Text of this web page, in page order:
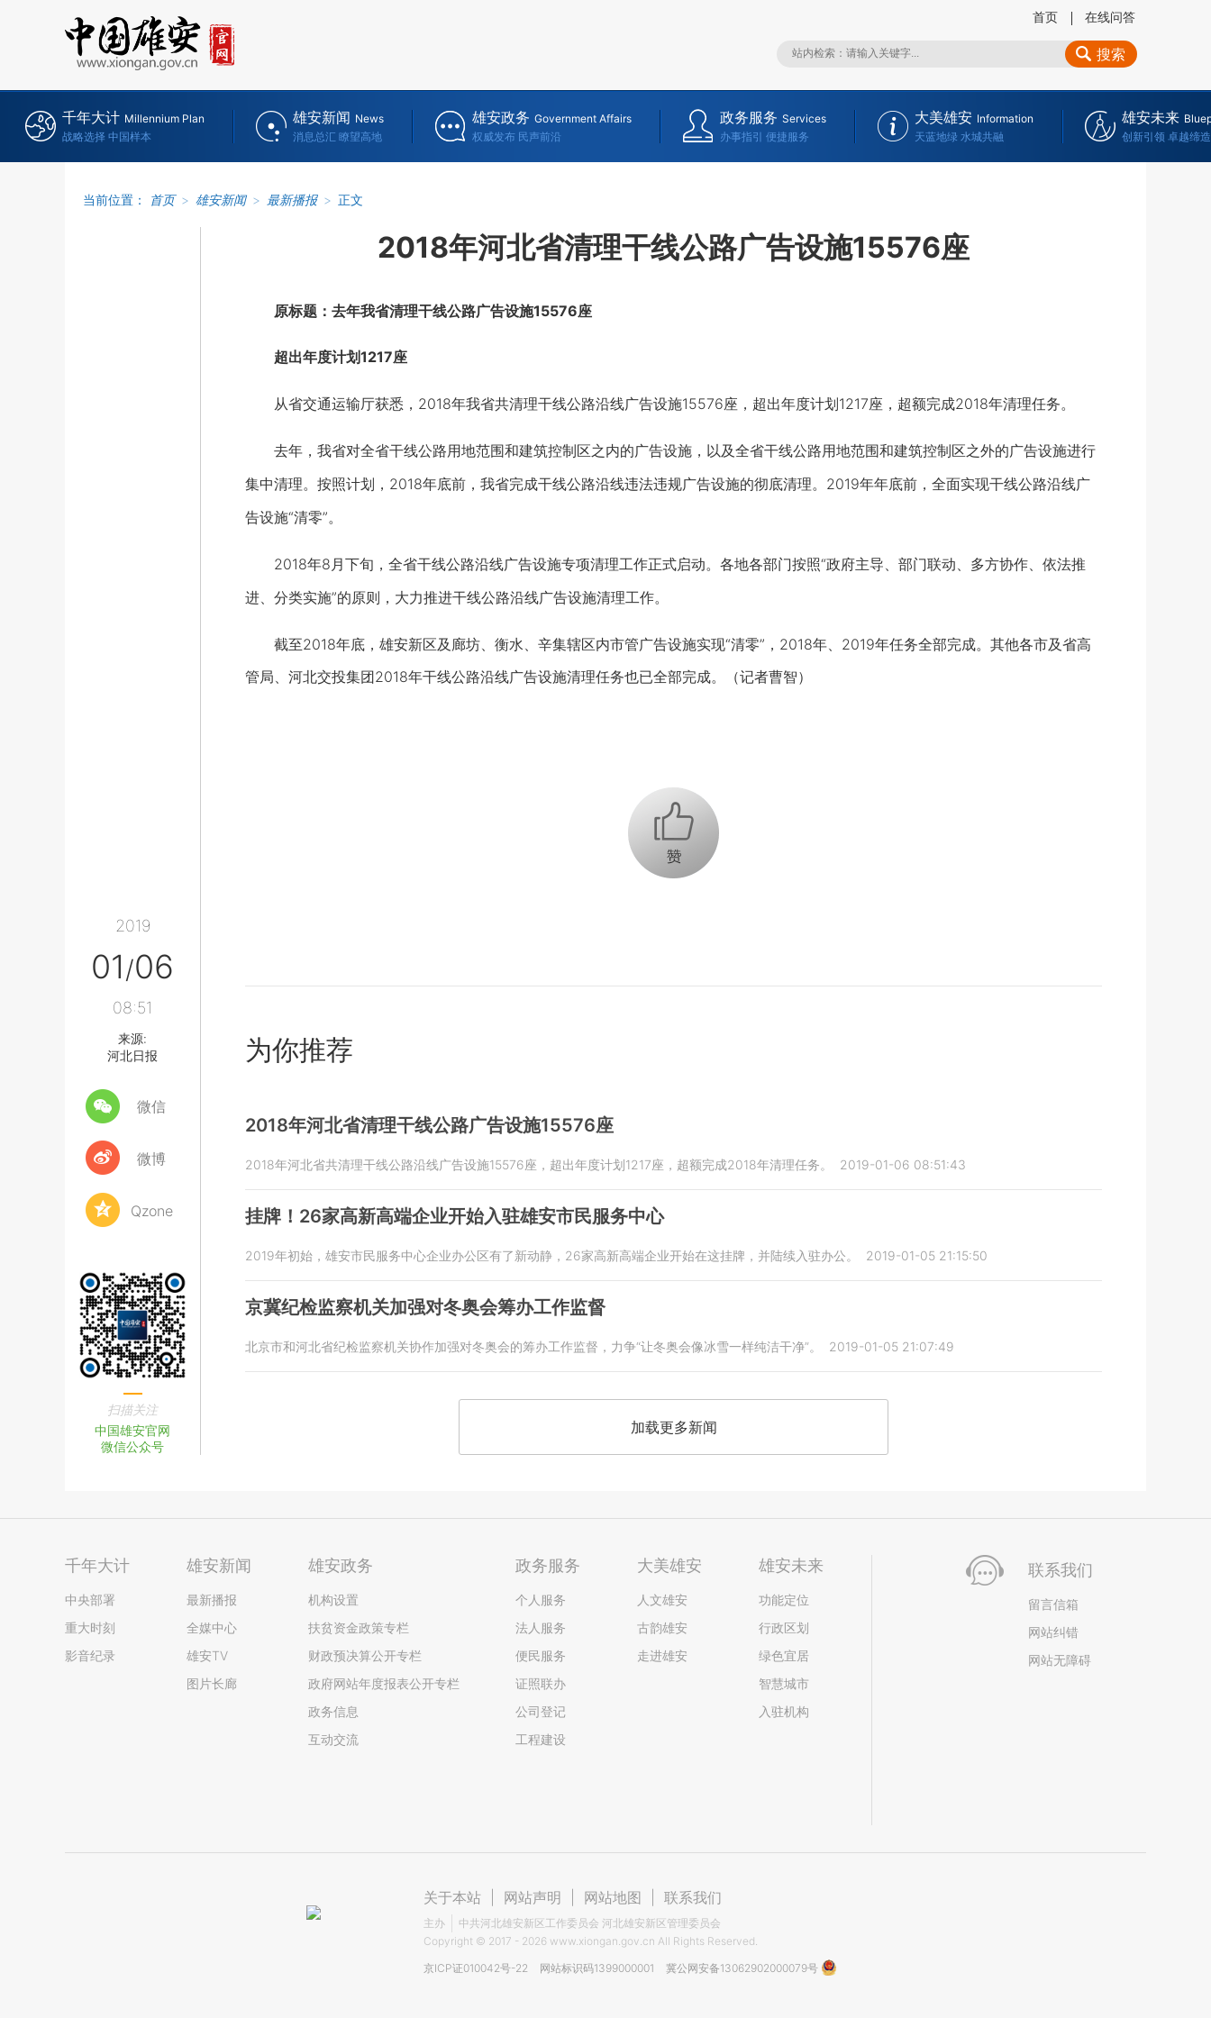
首页 在线问答
搜索
千年大计 Millennium Plan
战略选择 中国样本
雄安新闻 News
消息总汇 瞭望高地
雄安政务 Government Affairs
权威发布 民声前沿
政务服务 Services
办事指引 便捷服务
大美雄安 Information
天蓝地绿 水城共融
雄安未来
创新引领 卓越缔造
当前位置： 首页 > 雄安新闻 > 最新播报 > 正文
2019
01/06
08:51
来源:
河北日报
微信
微博
Qzone
扫描关注
中国雄安官网
微信公众号
2018年河北省清理干线公路广告设施15576座
原标题：去年我省清理干线公路广告设施15576座
超出年度计划1217座
从省交通运输厅获悉，2018年我省共清理干线公路沿线广告设施15576座，超出年度计划1217座，超额完成2018年清理任务。
去年，我省对全省干线公路用地范围和建筑控制区之内的广告设施，以及全省干线公路用地范围和建筑控制区之外的广告设施进行
集中清理。按照计划，2018年底前，我省完成干线公路沿线违法违规广告设施的彻底清理。2019年年底前，全面实现干线公路沿线广
告设施“清零”。
2018年8月下旬，全省干线公路沿线广告设施专项清理工作正式启动。各地各部门按照“政府主导、部门联动、多方协作、依法推
进、分类实施”的原则，大力推进干线公路沿线广告设施清理工作。
截至2018年底，雄安新区及廊坊、衡水、辛集辖区内市管广告设施实现“清零”，2018年、2019年任务全部完成。其他各市及省高
管局、河北交投集团2018年干线公路沿线广告设施清理任务也已全部完成。（记者曹智）
+1
为你推荐
2018年河北省清理干线公路广告设施15576座
2018年河北省共清理干线公路沿线广告设施15576座，超出年度计划1217座，超额完成2018年清理任务。 2019-01-06 08:51:43
挂牌！26家高新高端企业开始入驻雄安市民服务中心
2019年初始，雄安市民服务中心企业办公区有了新动静，26家高新高端企业开始在这挂牌，并陆续入驻办公。 2019-01-05 21:15:50
京冀纪检监察机关加强对冬奥会筹办工作监督
北京市和河北省纪检监察机关协作加强对冬奥会的筹办工作监督，力争“让冬奥会像冰雪一样纯洁干净”。 2019-01-05 21:07:49
加载更多新闻
千年大计
中央部署
重大时刻
影音纪录
雄安新闻
最新播报
全媒中心
雄安TV
图片长廊
雄安政务
机构设置
扶贫资金政策专栏
财政预决算公开专栏
政府网站年度报表公开专栏
政务信息
互动交流
政务服务
个人服务
法人服务
便民服务
证照联办
公司登记
工程建设
大美雄安
人文雄安
古韵雄安
走进雄安
雄安未来
功能定位
行政区划
绿色宜居
智慧城市
入驻机构
联系我们
留言信箱
网站纠错
网站无障碍
关于本站 网站声明 网站地图 联系我们
主办
中共河北雄安新区工作委员会 河北雄安新区管理委员会
Copyright © 2017 - 2026 www.xiongan.gov.cn All Rights Reserved.
京ICP证010042号-22
网站标识码1399000001 冀公网安备13062902000079号